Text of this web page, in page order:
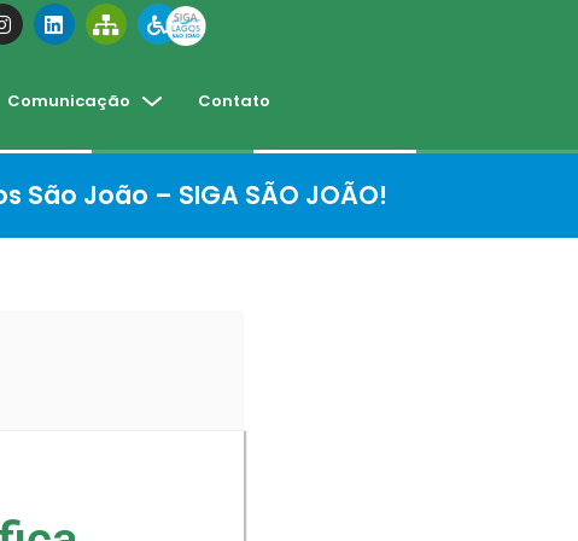
Comunicação Contato
João – SIGA SÃO JOÃO!